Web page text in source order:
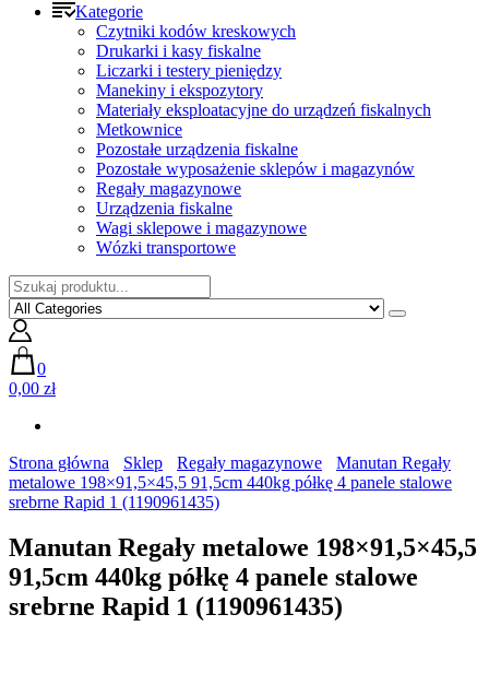
Kategorie
Czytniki kodów kreskowych
Drukarki i kasy fiskalne
Liczarki i testery pieniędzy
Manekiny i ekspozytory
Materiały eksploatacyjne do urządzeń fiskalnych
Metkownice
Pozostałe urządzenia fiskalne
Pozostałe wyposażenie sklepów i magazynów
Regały magazynowe
Urządzenia fiskalne
Wagi sklepowe i magazynowe
Wózki transportowe
0
0,00 zł
Strona główna Sklep Regały magazynowe
Manutan Regały
metalowe 198×91,5×45,5 91,5cm 440kg półkę 4 panele stalowe
srebrne Rapid 1 (1190961435)
Manutan Regały metalowe 198×91,5×45,5
91,5cm 440kg półkę 4 panele stalowe
srebrne Rapid 1 (1190961435)